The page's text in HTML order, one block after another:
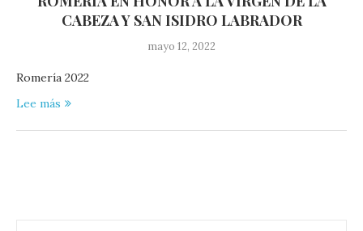
CABEZA Y SAN ISIDRO LABRADOR
mayo 12, 2022
Romería 2022
Lee más